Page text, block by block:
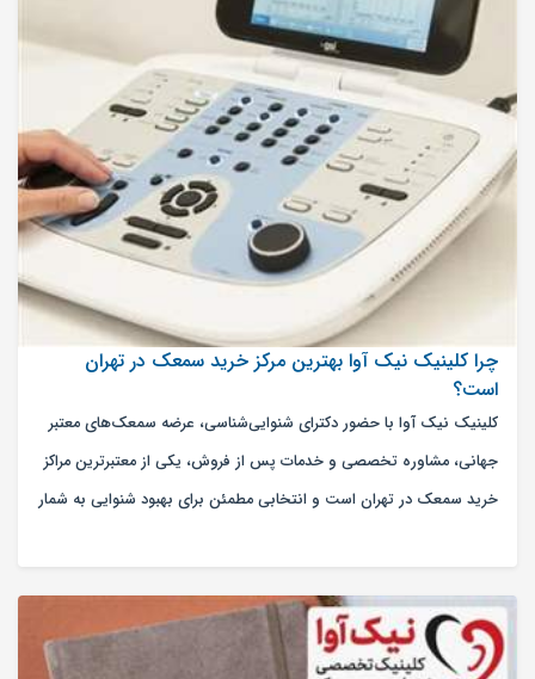
چرا کلینیک نیک آوا بهترین مرکز خرید سمعک در تهران
است؟
کلینیک نیک آوا با حضور دکترای شنوایی‌شناسی، عرضه سمعک‌های معتبر
جهانی، مشاوره تخصصی و خدمات پس از فروش، یکی از معتبرترین مراکز
خرید سمعک در تهران است و انتخابی مطمئن برای بهبود شنوایی به شمار